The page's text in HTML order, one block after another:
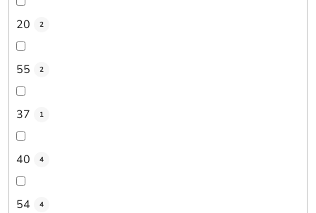
20 2
55 2
37 1
40 4
54 4